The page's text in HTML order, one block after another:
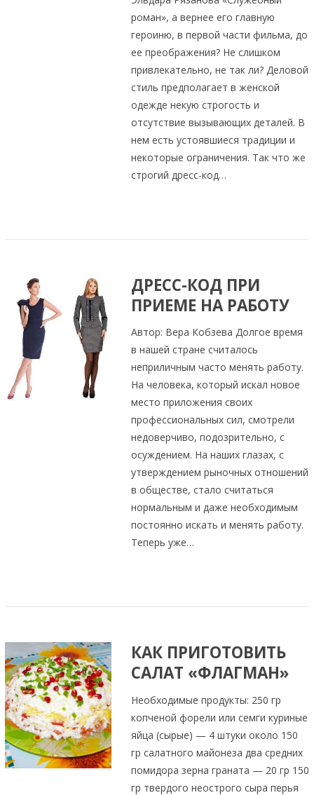
роман», а вернее его главную
героиню, в первой части фильма, до
ее преображения? Не слишком
привлекательно, не так ли? Деловой
стиль предполагает в женской
одежде некую строгость и
отсутствие вызывающих деталей. В
нем есть устоявшиеся традиции и
некоторые ограничения. Так что же
строгий дресс-код…
ДРЕСС-КОД ПРИ
ПРИЕМЕ НА РАБОТУ
Автор: Вера Кобзева Долгое время
в нашей стране считалось
неприличным часто менять работу.
На человека, который искал новое
место приложения своих
профессиональных сил, смотрели
недоверчиво, подозрительно, с
осуждением. На наших глазах, с
утверждением рыночных отношений
в обществе, стало считаться
нормальным и даже необходимым
постоянно искать и менять работу.
Теперь уже…
КАК ПРИГОТОВИТЬ
САЛАТ «ФЛАГМАН»
Необходимые продукты: 250 гр
копченой форели или семги куриные
яйца (сырые) — 4 штуки около 150
гр салатного майонеза два средних
помидора зерна граната — 20 гр 150
гр твердого неострого сыра перья